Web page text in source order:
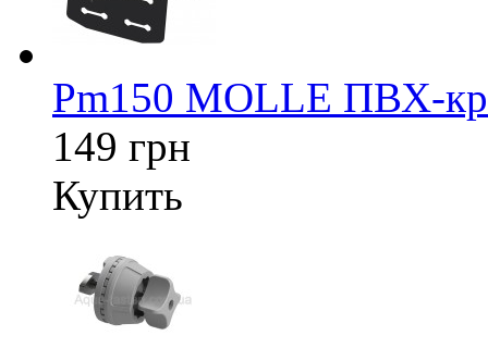
Pm150 MOLLE ПВХ-
149 грн
Купить